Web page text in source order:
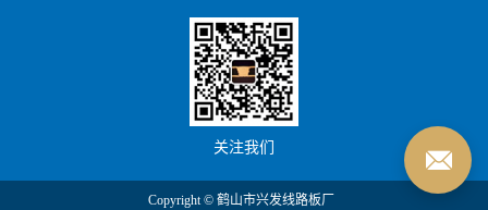
关注我们
Copyright © 鹤山市兴发线路板厂